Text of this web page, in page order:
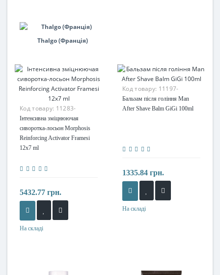
Thalgo (Франція)
Код товару: 11283-
Інтенсивна зміцнюючая
сиворотка-лосьон Morphosis
Reinforcing Activator Framesi
12х7 ml
5432.77 грн.
На складі
Код товару: 11197-
Бальзам після гоління Man
After Shave Balm GiGi 100ml
1335.84 грн.
На складі